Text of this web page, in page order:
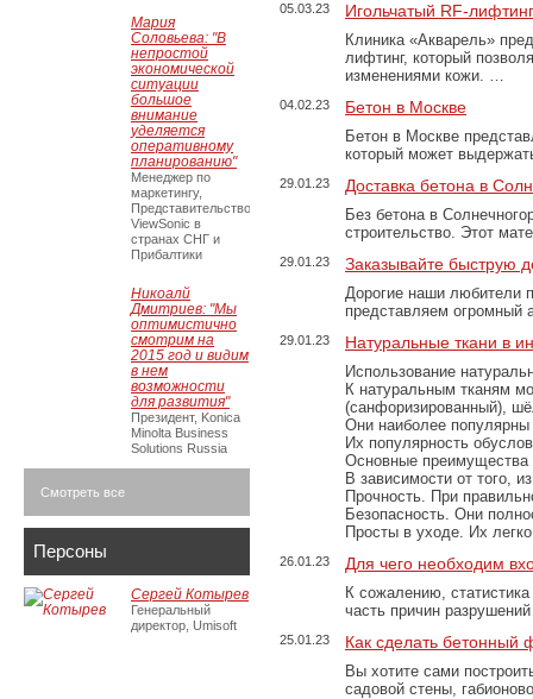
05.03.23 Игольчатый RF-
Клиника «Акварель»
лифтинг, который
изменениями кожи. …
04.02.23 Бетон в Москве
Бетон в Москве
который может
29.01.23 Доставка бетона в
Без бетона в
строительство. Этот
29.01.23 Заказывайте быструю
Дорогие наши любители
представляем огромный
29.01.23 Натуральные ткани в
Использование
К натуральным тканям
(санфоризированный),
Они наиболее популярны
Их популярность
Основные преимущества
В зависимости от того,
Прочность. При
Безопасность. Они
Просты в уходе. Их
26.01.23 Для чего необходим
К сожалению,
часть причин
25.01.23 Как сделать бетонный
Вы хотите сами
садовой стены,
Мария
Соловьева: "В
непростой
экономической
ситуации
большое
внимание
уделяется
оперативному
планированию"
Менеджер по
маркетингу,
Представительство
ViewSonic в
странах СНГ и
Прибалтики
Никоалй
Дмитриев: "Мы
оптимистично
смотрим на
2015 год и видим
в нем
возможности
для развития"
Президент, Konica
Minolta Business
Solutions Russia
Смотреть все
Персоны
Сергей Котырев
Генеральный
директор, Umisoft